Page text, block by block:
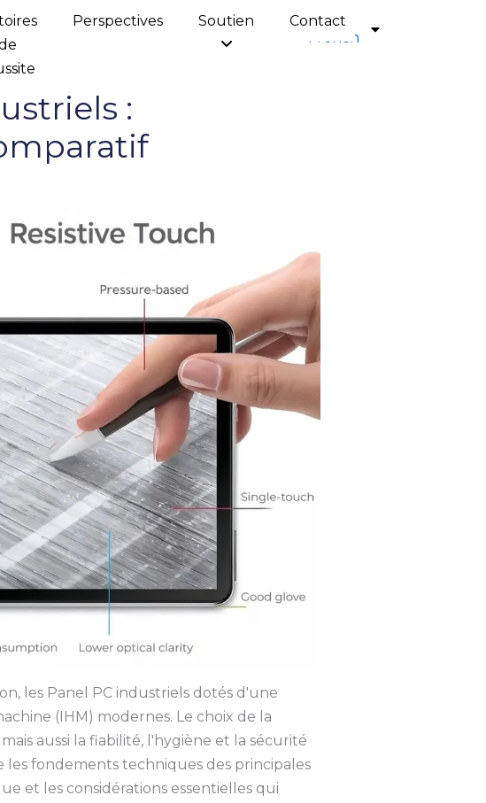
Perspectives Soutien
Contact
French
:
les Panel PC industriels dotés d'une
(IHM) modernes. Le choix de la
aussi la fiabilité, l'hygiène et la sécurité
les fondements techniques des principales
et les considérations essentielles qui